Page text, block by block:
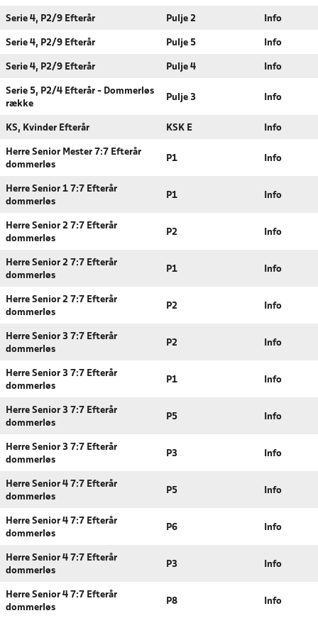
Serie 4, P2/9 Efterår Pulje 2 Info
Serie 4, P2/9 Efterår Pulje 5 Info
Serie 4, P2/9 Efterår Pulje 4 Info
Serie 5, P2/4 Efterår - Dommerløs
række
Pulje 3 Info
KS, Kvinder Efterår KSK E Info
Herre Senior Mester 7:7 Efterår
dommerløs
P1 Info
Herre Senior 1 7:7 Efterår
dommerløs
P1 Info
Herre Senior 2 7:7 Efterår
dommerløs
P2 Info
Herre Senior 2 7:7 Efterår
dommerløs
P1 Info
Herre Senior 2 7:7 Efterår
dommerløs
P2 Info
Herre Senior 3 7:7 Efterår
dommerløs
P2 Info
Herre Senior 3 7:7 Efterår
dommerløs
P1 Info
Herre Senior 3 7:7 Efterår
dommerløs
P5 Info
Herre Senior 3 7:7 Efterår
dommerløs
P3 Info
Herre Senior 4 7:7 Efterår
dommerløs
P5 Info
Herre Senior 4 7:7 Efterår
dommerløs
P6 Info
Herre Senior 4 7:7 Efterår
dommerløs
P3 Info
Herre Senior 4 7:7 Efterår
dommerløs
P8 Info